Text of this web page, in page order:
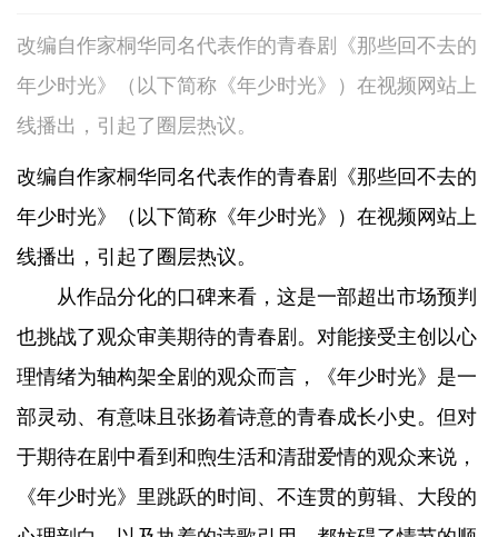
改编自作家桐华同名代表作的青春剧《那些回不去的
年少时光》（以下简称《年少时光》）在视频网站上
线播出，引起了圈层热议。
改编自作家桐华同名代表作的青春剧《那些回不去的
年少时光》（以下简称《年少时光》）在视频网站上
线播出，引起了圈层热议。
从作品分化的口碑来看，这是一部超出市场预判
也挑战了观众审美期待的青春剧。对能接受主创以心
理情绪为轴构架全剧的观众而言，《年少时光》是一
部灵动、有意味且张扬着诗意的青春成长小史。但对
于期待在剧中看到和煦生活和清甜爱情的观众来说，
《年少时光》里跳跃的时间、不连贯的剪辑、大段的